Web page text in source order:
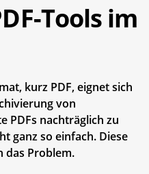
Tools im
kurz PDF, eignet sich
von
PDFs nachträglich zu
ganz so einfach. Diese
das Problem.